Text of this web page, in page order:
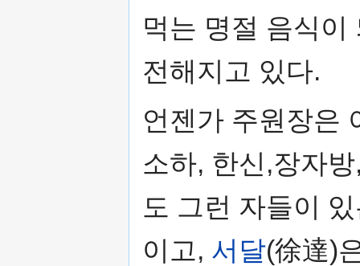
먹는 명절 음식
전해지고 있다.
언젠가 주원장은
소하, 한신,장자
도 그런 자들이
이고, 서달(徐達)